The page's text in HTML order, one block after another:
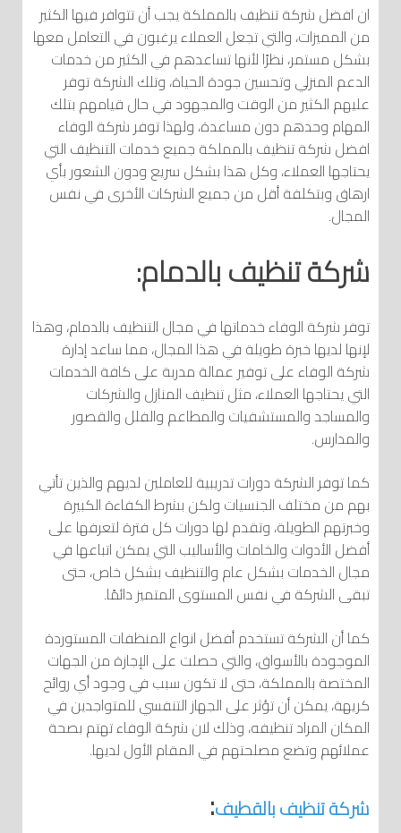
ان افضل شركة تنظيف بالمملكة يجب أن تتوافر فيها الكثير
من المميزات، والتي تجعل العملاء يرغبون في التعامل معها
بشكل مستمر، نظرًا لأنها تساعدهم في الكثير من خدمات
الدعم المنزلي وتحسين جودة الحياة، وتلك الشركة توفر
عليهم الكثير من الوقت والمجهود في حال قيامهم بتلك
المهام وحدهم دون مساعدة، ولهذا توفر شركة الوفاء
افضل شركة تنظيف بالمملكة جميع خدمات التنظيف التي
يحتاجها العملاء، وكل هذا بشكل سريع ودون الشعور بأي
ارهاق وبتكلفة أقل من جميع الشركات الأخرى في نفس
المجال.
شركة تنظيف بالدمام:
توفر شركة الوفاء خدماتها في مجال التنظيف بالدمام، وهذا
لإنها لديها خبرة طويلة في هذا المجال، مما ساعد إدارة
شركة الوفاء على توفير عمالة مدربة على كافة الخدمات
التي يحتاجها العملاء، مثل تنظيف المنازل والشركات
والمساجد والمستشفيات والمطاعم والفلل والقصور
والمدارس.
كما توفر الشركة دورات تدريبية للعاملين لديهم والذين تأتي
بهم من مختلف الجنسيات ولكن بشرط الكفاءة الكبيرة
وخبرتهم الطويلة، وتقدم لها دورات كل فترة لتعرفها على
أفضل الأدوات والخامات والأساليب التي يمكن اتباعها في
مجال الخدمات بشكل عام والتنظيف بشكل خاص، حتى
تبقى الشركة في نفس المستوى المتميز دائمًا.
كما أن الشركة تستخدم أفضل انواع المنظفات المستوردة
الموجودة بالأسواق، والتي حصلت على الإجازة من الجهات
المختصة بالمملكة، حتى لا تكون سبب في وجود أي روائح
كريهة، يمكن أن تؤثر على الجهاز التنفسي للمتواجدين في
المكان المراد تنظيفه، وذلك لان شركة الوفاء تهتم بصحة
عملائهم وتضع مصلحتهم في المقام الأول لديها.
شركة تنظيف بالقطيف: